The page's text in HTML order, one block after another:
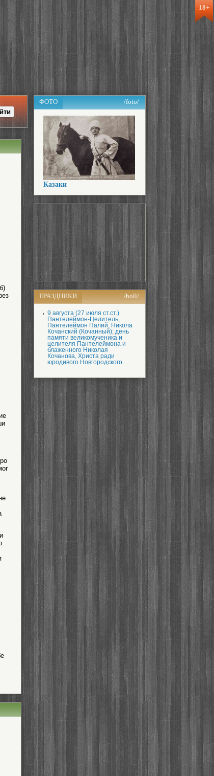
18+
ФОТО /foto/
Казаки
ПРАЗДНИКИ /holl/
9 августа (27 июля ст.ст.).
Пантелеймон-Целитель,
Пантелеймон Палий, Никола
Кочанский (Кочанный); день
памяти великомученика и
целителя Пантелеймона и
блаженного Николая
Кочанова, Христа ради
юродивого Новгородского.